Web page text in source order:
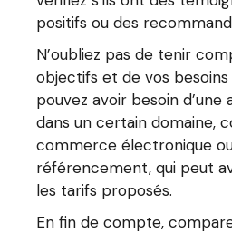
positifs ou des
N’oubliez pas de tenir
objectifs et de vos besoins
pouvez avoir besoin d’une
dans un certain domaine,
commerce électronique
référencement, qui peut
les tarifs proposés.
En fin de compte,